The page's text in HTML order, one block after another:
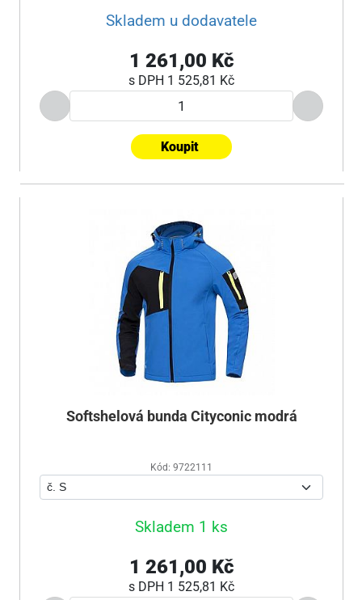
Skladem u dodavatele
1 261,00 Kč
s DPH 1 525,81 Kč
Koupit
Softshelová bunda Cityconic modrá
Kód: 9722111
Skladem 1 ks
1 261,00 Kč
s DPH 1 525,81 Kč